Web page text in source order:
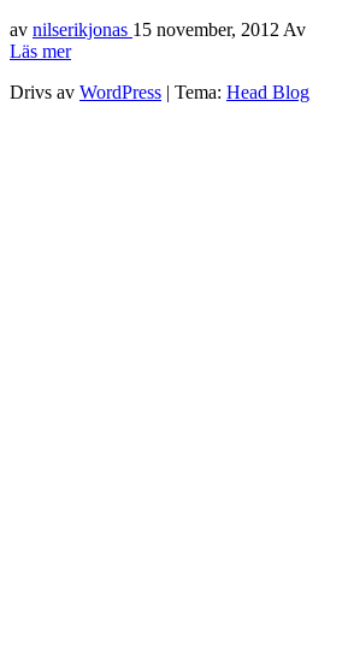
av nilserikjonas 15 november, 2012 Av
Läs mer
Drivs av WordPress | Tema: Head Blog